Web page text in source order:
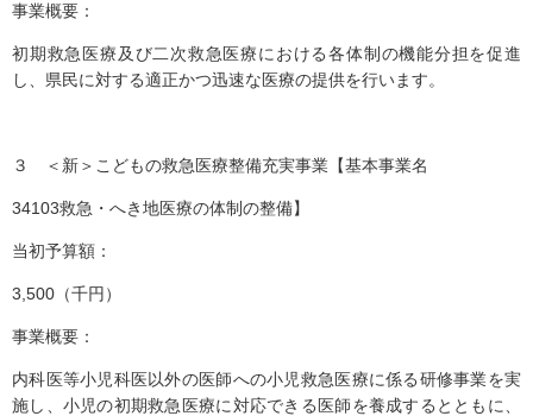
事業概要：
初期救急医療及び二次救急医療における各体制の機能分担を促進
し、県民に対する適正かつ迅速な医療の提供を行います。
３ ＜新＞こどもの救急医療整備充実事業【基本事業名
34103救急・へき地医療の体制の整備】
当初予算額：
3,500（千円）
事業概要：
内科医等小児科医以外の医師への小児救急医療に係る研修事業を実
施し、小児の初期救急医療に対応できる医師を養成するとともに、